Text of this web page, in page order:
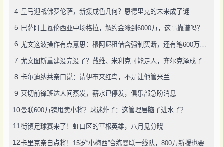
4 皇马迎战佛罗伦萨，新援成色几何？恩德里克的未来成了谜
5 巴萨盯上瓦伦西亚中场格拉，解约金涨到6000万，这事靠谱吗？
6
7
8 卡尔迪纳莱亲口说：请伊布来红鸟，不是让他管米兰
9 莱切前锋班达人间蒸发，薪水已停发，俱乐部急盼消息
10曼联600万镑甩卖小将？球迷炸了：这管理层脑子进水了？
11街镇足球赛来了！虹口区的草根英雄，八月见分晓
12 卡里克亲自点将！15岁“小梅西”合练曼联一线队，800万新援也要露脸